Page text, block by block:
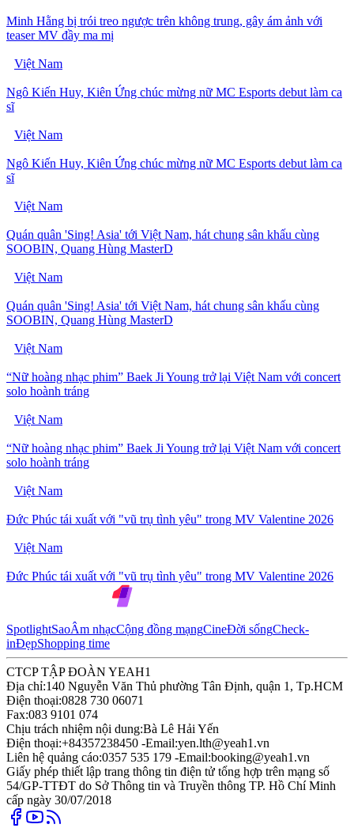
Minh Hằng bị trói treo ngược trên không trung, gây ám ảnh với
teaser MV đầy ma mị
Việt Nam
Ngô Kiến Huy, Kiên Ứng chúc mừng nữ MC Esports debut làm ca
sĩ
Việt Nam
Ngô Kiến Huy, Kiên Ứng chúc mừng nữ MC Esports debut làm ca
sĩ
Việt Nam
Quán quân 'Sing! Asia' tới Việt Nam, hát chung sân khấu cùng
SOOBIN, Quang Hùng MasterD
Việt Nam
Quán quân 'Sing! Asia' tới Việt Nam, hát chung sân khấu cùng
SOOBIN, Quang Hùng MasterD
Việt Nam
“Nữ hoàng nhạc phim” Baek Ji Young trở lại Việt Nam với concert
solo hoành tráng
Việt Nam
“Nữ hoàng nhạc phim” Baek Ji Young trở lại Việt Nam với concert
solo hoành tráng
Việt Nam
Đức Phúc tái xuất với "vũ trụ tình yêu" trong MV Valentine 2026
Việt Nam
Đức Phúc tái xuất với "vũ trụ tình yêu" trong MV Valentine 2026
SpotlightSaoÂm nhạcCộng đồng mạngCineĐời sốngCheck-
inĐẹpShopping time
CTCP TẬP ĐOÀN YEAH1
Địa chỉ:140 Nguyễn Văn Thủ phường Tân Định, quận 1, Tp.HCM
Điện thoại:0828 730 06071
Fax:083 9101 074
Chịu trách nhiệm nội dung:Bà Lê Hải Yến
Điện thoại:+84357238450 -Email:yen.lth@yeah1.vn
Liên hệ quảng cáo:0357 535 179 -Email:booking@yeah1.vn
Giấy phép thiết lập trang thông tin điện tử tổng hợp trên mạng số
54/GP-TTĐT do Sở Thông tin và Truyền thông TP. Hồ Chí Minh
cấp ngày 30/07/2018